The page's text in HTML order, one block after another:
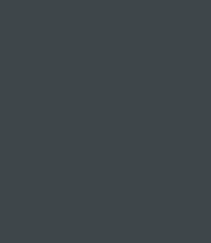
Interessen,
oder
Person zu
Weise, auf